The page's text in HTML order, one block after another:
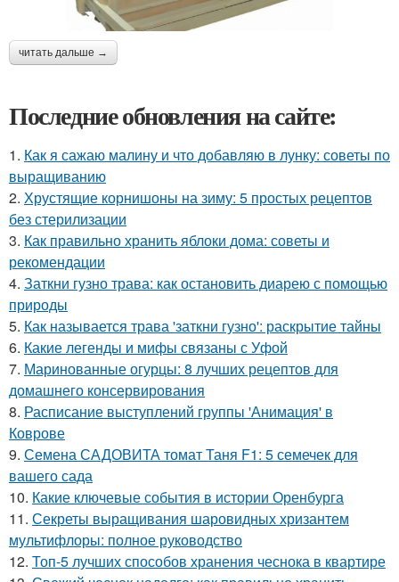
читать дальше →
Последние обновления на сайте:
1. Как я сажаю малину и что добавляю в лунку: советы по
выращиванию
2. Хрустящие корнишоны на зиму: 5 простых рецептов
без стерилизации
3. Как правильно хранить яблоки дома: советы и
рекомендации
4. Заткни гузно трава: как остановить диарею с помощью
природы
5. Как называется трава 'заткни гузно': раскрытие тайны
6. Какие легенды и мифы связаны с Уфой
7. Маринованные огурцы: 8 лучших рецептов для
домашнего консервирования
8. Расписание выступлений группы 'Анимация' в
Коврове
9. Семена САДОВИТА томат Таня F1: 5 семечек для
вашего сада
10. Какие ключевые события в истории Оренбурга
11. Секреты выращивания шаровидных хризантем
мультифлоры: полное руководство
12. Топ-5 лучших способов хранения чеснока в квартире